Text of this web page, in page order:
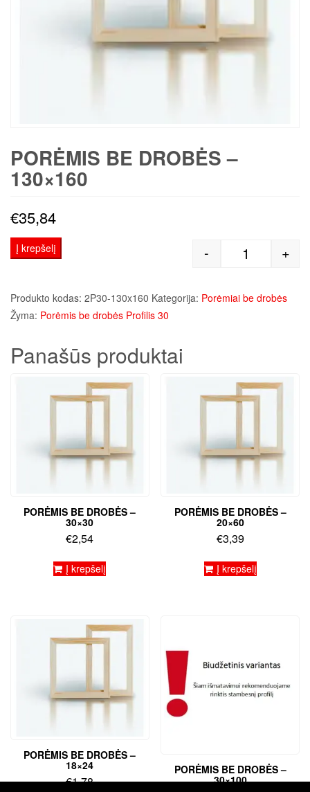
PORĖMIS BE DROBĖS –
130×160
€35,84
produkto
- +
Į krepšelį
Produkto kodas: 2P30-130x160 Kategorija: Porėmiai be drobės
Žyma: Porėmis be drobės Profilis 30
Panašūs produktai
PORĖMIS BE DROBĖS –
30×30
€2,54
Į krepšelį
PORĖMIS BE DROBĖS –
20×60
€3,39
Į krepšelį
PORĖMIS BE DROBĖS –
18×24
€1,78
PORĖMIS BE DROBĖS –
30×100